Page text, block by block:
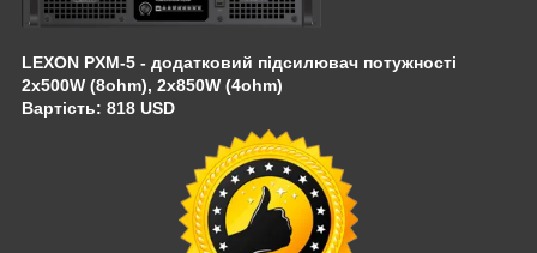
LEXON PXM-5 - додатковий підсилювач потужності
2x500W (8ohm), 2x850W (4ohm)
Вартість: 818 USD